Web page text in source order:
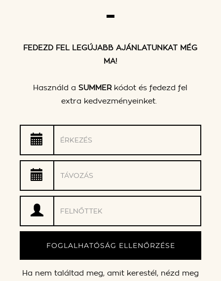
FEDEZD FEL LEGÚJABB AJÁNLATUNKAT MÉG
MA!
Használd aSUMMERkódot és fedezd fel
extra kedvezményeinket.
FOGLALHATÓSÁG ELLENŐRZÉSE
Ha nem találtad meg, amit kerestél, nézd meg